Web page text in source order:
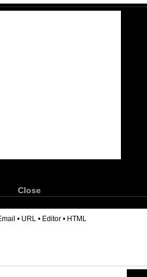
Close
• URL • Editor • HTML